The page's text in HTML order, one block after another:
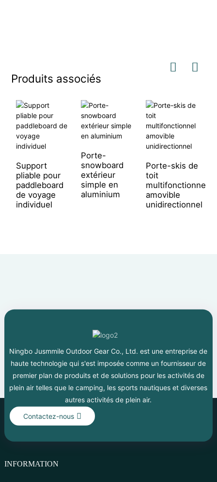
Produits associés
Support
pliable pour
paddleboard
de voyage
individuel
Porte-
snowboard
extérieur
simple en
aluminium
Porte-skis de
toit
multifonctionnel
amovible
unidirectionnel
Ningbo Jusmmile Outdoor Gear Co., Ltd. est une entreprise de
haute technologie qui s'est imposée comme un fournisseur de
premier plan de produits et de solutions pour les activités de
plein air telles que le camping, les sports nautiques et diverses
autres activités de plein air.
Contactez-nous
INFORMATION